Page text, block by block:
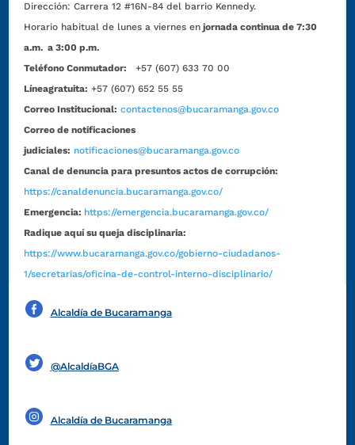
Dirección:Carrera 12 #16N-84 del barrio Kennedy.
Horario habitual de lunes a viernes en jornada continua de 7:30
a.m. a 3:00 p.m.
Teléfono Conmutador:
+57 (607) 633 70 00
Líneagratuita: +57 (607) 652 55 55
Correo Institucional: contactenos@bucaramanga.gov.co
Correo de notificaciones
judiciales: notificaciones@bucaramanga.gov.co
Canal de denuncia para presuntos actos de corrupción:
https://canaldenuncia.bucaramanga.gov.co/
Emergencia: https://emergencia.bucaramanga.gov.co/
Radique aquí su queja disciplinaria:
https://www.bucaramanga.gov.co/gobierno-ciudadanos-
1/secretarias/oficina-de-control-interno-disciplinario/
Alcaldía de Bucaramanga
@AlcaldíaBGA
Alcaldía de Bucaramanga